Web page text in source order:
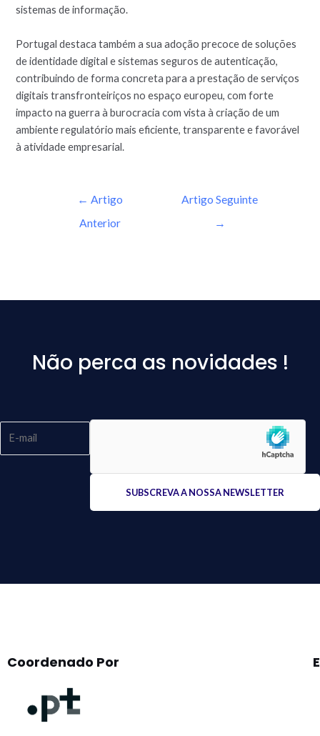
sistemas de informação.
Portugal destaca também a sua adoção precoce de soluções
de identidade digital e sistemas seguros de autenticação,
contribuindo de forma concreta para a prestação de serviços
digitais transfronteiriços no espaço europeu, com forte
impacto na guerra à burocracia com vista à criação de um
ambiente regulatório mais eficiente, transparente e favorável
à atividade empresarial.
← Artigo
Anterior
Artigo Seguinte
→
Não perca as novidades !
Coordenado Por